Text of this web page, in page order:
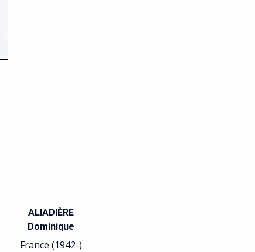
ALIADIÈRE
Dominique
France (1942-)